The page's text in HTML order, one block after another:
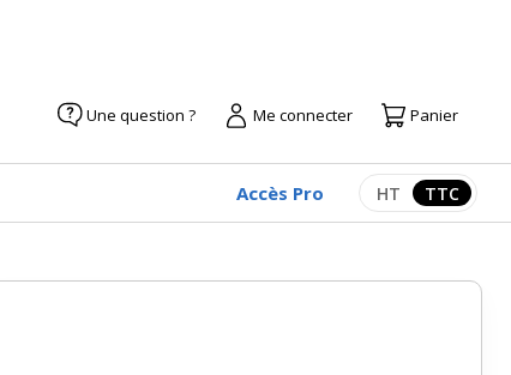
Une question ? Me connecter Panier
Accès Pro Afficher les
HT TTC